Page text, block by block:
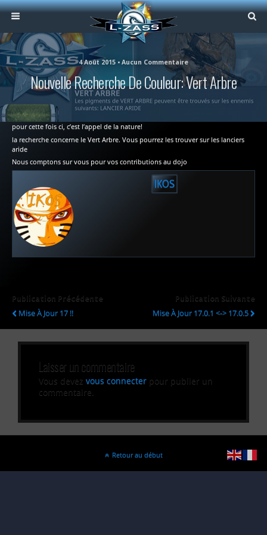
4 Août 2015 • Aucun Commentaire
Nouvelle Recherche De Couleur: Vert Arbre
pour cette fois ci, c’est l’appel de la nature!
la recherche concerne le Vert Arbre. Vous pourrez les trouver sur les lanciers
aride
Nous comptons sur vous pour vos contributions au dojo
IKOS
Publication Précédente
Mise À Jour 17 !!
Publication Suivante
Mise À Jour 17.0.1 <-> 17.0.5
Laisser un commentaire
Vous devez vous connecter pour publier un
commentaire.
Retour au début